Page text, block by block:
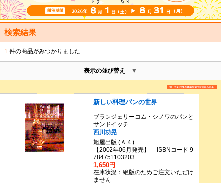
検索結果
1 件の商品がみつかりました
表示の並び替え
新しい料理パンの世界
ブランジェリーコム・シノワのパンと
サンドイッチ
西川功晃
旭屋出版 (Ａ４)
【2002年06月発売】 ISBNコード 9
784751103203
1,650円
在庫状況：絶版のためご注文いただけ
ません